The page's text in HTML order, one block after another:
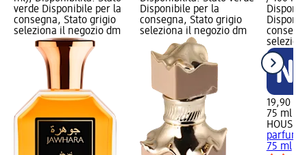
verde Disponibile per la
consegna, Stato grigio
seleziona il negozio dm
Disponibile per la
consegna, Stato grigio
seleziona il negozio dm
19,90 €
75 ml
HOUSE
parfum
75 ml